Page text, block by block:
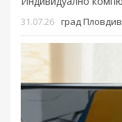
31.07.26 град Пловдив